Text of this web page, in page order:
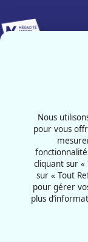
101 Avenue
80011 - Amiens
France
Nous
pour vous
cliquant sur
sur « Tout
pour gérer
plus